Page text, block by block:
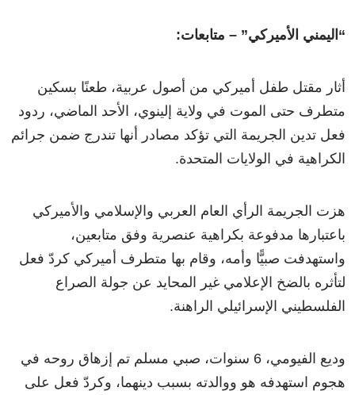
“اليمني الأميركي” – متابعات:
أثار مقتل طفل أميركي من أصول عربية، طعنًا بسكين
متطرف حتى الموت في ولاية إلينوي، الأحد الماضي، ردود
فعل تدين الجريمة التي تؤكد مصادر أنها تندرج ضمن جرائم
الكراهية في الولايات المتحدة.
هزت الجريمة الرأي العام العربي والإسلامي والأميركي
باعتبارها مدفوعة بكراهية عنصرية وفق متابعين،
واستهدفت صبيًّا وأمه، وقام بها متطرف أميركي كردّ فعل
لتأثره بالضخ الإعلامي غير المحايد عن جولة الصراع
الفلسطيني الإسرائيلي الراهنة.
وديع الفيومي، 6 سنوات، صبي مسلم تم إزهاق روحه في
هجوم استهدفه هو ووالدته بسبب دينهما، وكردّ فعل على